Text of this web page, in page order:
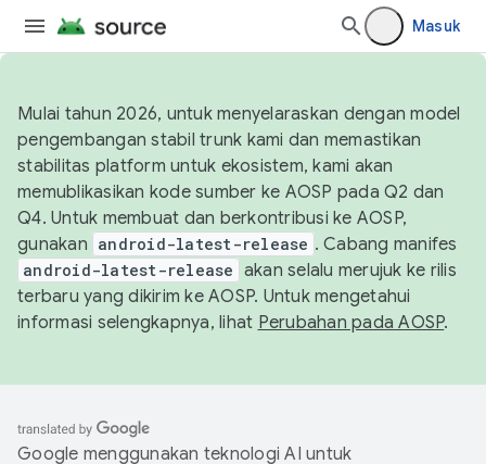
Masuk
Mulai tahun 2026, untuk menyelaraskan dengan model
pengembangan stabil trunk kami dan memastikan
stabilitas platform untuk ekosistem, kami akan
memublikasikan kode sumber ke AOSP pada Q2 dan
Q4. Untuk membuat dan berkontribusi ke AOSP,
gunakan android-latest-release . Cabang manifes
android-latest-release akan selalu merujuk ke rilis
terbaru yang dikirim ke AOSP. Untuk mengetahui
informasi selengkapnya, lihat Perubahan pada AOSP.
Google menggunakan teknologi AI untuk